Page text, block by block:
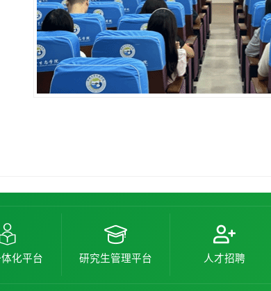
化平台 研究生管理平台 人才招聘